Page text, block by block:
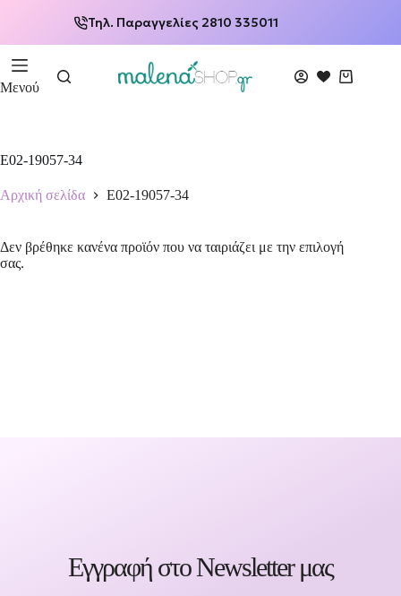
Τηλ. Παραγγελίες 2810 335011
Μενού
E02-19057-34
Αρχική σελίδα E02-19057-34
Δεν βρέθηκε κανένα προϊόν που να ταιριάζει με την επιλογή
σας.
Εγγραφή στο Newsletter μας